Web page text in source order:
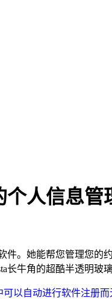
人信息管
。她能帮您管理您
牛角的超酷半透明玻
以自动进行软件注册